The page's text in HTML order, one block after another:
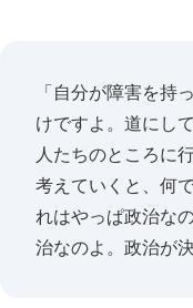
「自分が障害を持
けですよ。道にし
人たちのところに
考えていくと、何
れはやっぱ政治な
治なのよ。政治が